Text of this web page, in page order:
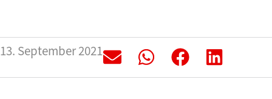
13. September 2021